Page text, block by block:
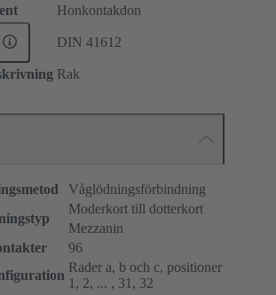
Honkontakdon
DIN 41612
Rak
Våglödningsförbindning
Moderkort till dotterkort
Mezzanin
96
Rader a, b och c, positioner
1, 2, ... , 31, 32